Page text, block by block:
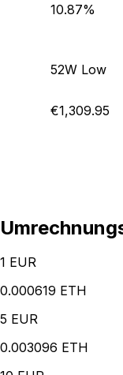
10.87%
52W Low
€1,309.95
1 EUR
0.000619 ETH
5 EUR
0.003096 ETH